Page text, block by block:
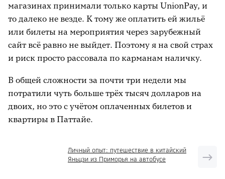
магазинах принимали только карты UnionPay, и
то далеко не везде. К тому же оплатить ей жильё
или билеты на мероприятия через зарубежный
сайт всё равно не выйдет. Поэтому я на свой страх
и риск просто рассовала по карманам наличку.
В общей сложности за почти три недели мы
потратили чуть больше трёх тысяч долларов на
двоих, но это с учётом оплаченных билетов и
квартиры в Паттайе.
Личный опыт: путешествие в китайский
Яньцзи из Приморья на автобусе